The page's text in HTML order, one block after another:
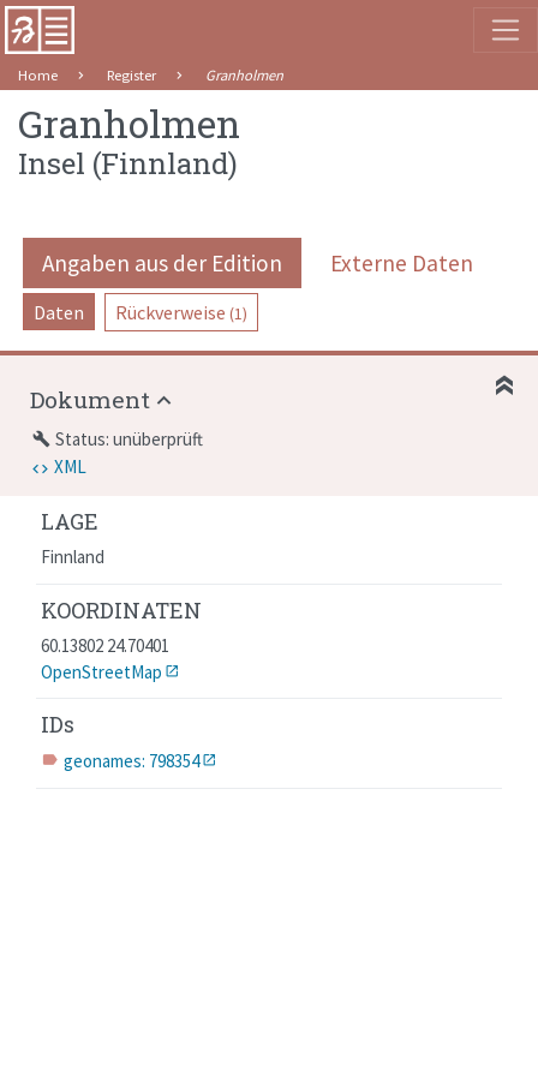
Home Register Granholmen
Granholmen
Insel (Finnland)
Angaben aus der Edition Externe Daten
Daten Rückverweise (1)
LAGE
Finnland
KOORDINATEN
60.13802 24.70401
OpenStreetMap
IDs
label geonames: 798354
Dokument
build Status: unüberprüft
XML